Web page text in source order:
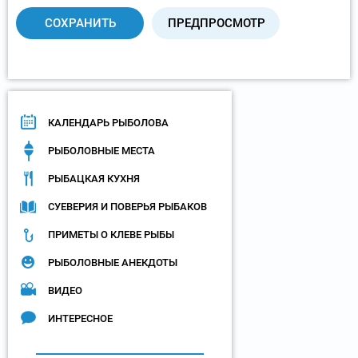
КАЛЕНДАРЬ РЫБОЛОВА
РЫБОЛОВНЫЕ МЕСТА
РЫБАЦКАЯ КУХНЯ
СУЕВЕРИЯ И ПОВЕРЬЯ РЫБАКОВ
ПРИМЕТЫ О КЛЕВЕ РЫБЫ
РЫБОЛОВНЫЕ АНЕКДОТЫ
ВИДЕО
ИНТЕРЕСНОЕ